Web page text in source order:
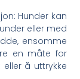
Hunder kan
eller med
ensomme
en måte for
å uttrykke